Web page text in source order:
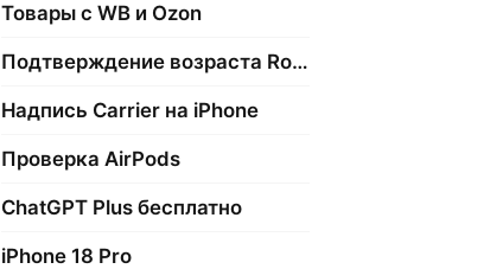
Товары с WB и Ozon
Подтверждение возраста Roblox
Надпись Carrier на iPhone
Проверка AirPods
ChatGPT Plus бесплатно
iPhone 18 Pro